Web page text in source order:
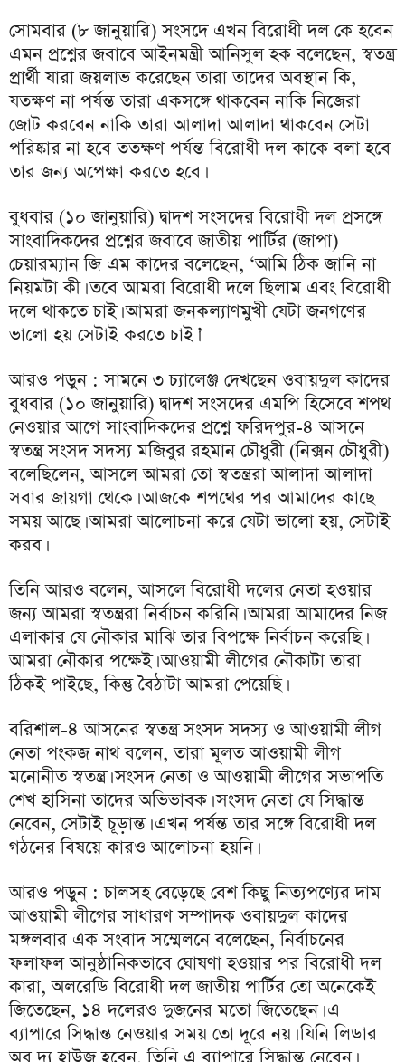
সোমবার (৮ জানুয়ারি) সংসদে এখন বিরোধী দল কে হবেন
এমন প্রশ্নের জবাবে আইনমন্ত্রী আনিসুল হক বলেছেন, স্বতন্ত্র
প্রার্থী যারা জয়লাভ করেছেন তারা তাদের অবস্থান কি,
যতক্ষণ না পর্যন্ত তারা একসঙ্গে থাকবেন নাকি নিজেরা
জোট করবেন নাকি তারা আলাদা আলাদা থাকবেন সেটা
পরিষ্কার না হবে ততক্ষণ পর্যন্ত বিরোধী দল কাকে বলা হবে
তার জন্য অপেক্ষা করতে হবে।
বুধবার (১০ জানুয়ারি) দ্বাদশ সংসদের বিরোধী দল প্রসঙ্গে
সাংবাদিকদের প্রশ্নের জবাবে জাতীয় পার্টির (জাপা)
চেয়ারম্যান জি এম কাদের বলেছেন, ‘আমি ঠিক জানি না
নিয়মটা কী। তবে আমরা বিরোধী দলে ছিলাম এবং বিরোধী
দলে থাকতে চাই। আমরা জনকল্যাণমুখী যেটা জনগণের
ভালো হয় সেটাই করতে চাই।’
আরও পড়ুন : সামনে ৩ চ্যালেঞ্জ দেখছেন ওবায়দুল কাদের
বুধবার (১০ জানুয়ারি) দ্বাদশ সংসদের এমপি হিসেবে শপথ
নেওয়ার আগে সাংবাদিকদের প্রশ্নে ফরিদপুর-৪ আসনে
স্বতন্ত্র সংসদ সদস্য মজিবুর রহমান চৌধুরী (নিক্সন চৌধুরী)
বলেছিলেন, আসলে আমরা তো স্বতন্ত্ররা আলাদা আলাদা
সবার জায়গা থেকে। আজকে শপথের পর আমাদের কাছে
সময় আছে। আমরা আলোচনা করে যেটা ভালো হয়, সেটাই
করব।
তিনি আরও বলেন, আসলে বিরোধী দলের নেতা হওয়ার
জন্য আমরা স্বতন্ত্ররা নির্বাচন করিনি। আমরা আমাদের নিজ
এলাকার যে নৌকার মাঝি তার বিপক্ষে নির্বাচন করেছি।
আমরা নৌকার পক্ষেই। আওয়ামী লীগের নৌকাটা তারা
ঠিকই পাইছে, কিন্তু বৈঠাটা আমরা পেয়েছি।
বরিশাল-৪ আসনের স্বতন্ত্র সংসদ সদস্য ও আওয়ামী লীগ
নেতা পংকজ নাথ বলেন, তারা মূলত আওয়ামী লীগ
মনোনীত স্বতন্ত্র। সংসদ নেতা ও আওয়ামী লীগের সভাপতি
শেখ হাসিনা তাদের অভিভাবক। সংসদ নেতা যে সিদ্ধান্ত
নেবেন, সেটাই চূড়ান্ত। এখন পর্যন্ত তার সঙ্গে বিরোধী দল
গঠনের বিষয়ে কারও আলোচনা হয়নি।
আরও পড়ুন : চালসহ বেড়েছে বেশ কিছু নিত্যপণ্যের দাম
আওয়ামী লীগের সাধারণ সম্পাদক ওবায়দুল কাদের
মঙ্গলবার এক সংবাদ সম্মেলনে বলেছেন, নির্বাচনের
ফলাফল আনুষ্ঠানিকভাবে ঘোষণা হওয়ার পর বিরোধী দল
কারা, অলরেডি বিরোধী দল জাতীয় পার্টির তো অনেকেই
জিতেছেন, ১৪ দলেরও দুজনের মতো জিতেছেন। এ
ব্যাপারে সিদ্ধান্ত নেওয়ার সময় তো দূরে নয়। যিনি লিডার